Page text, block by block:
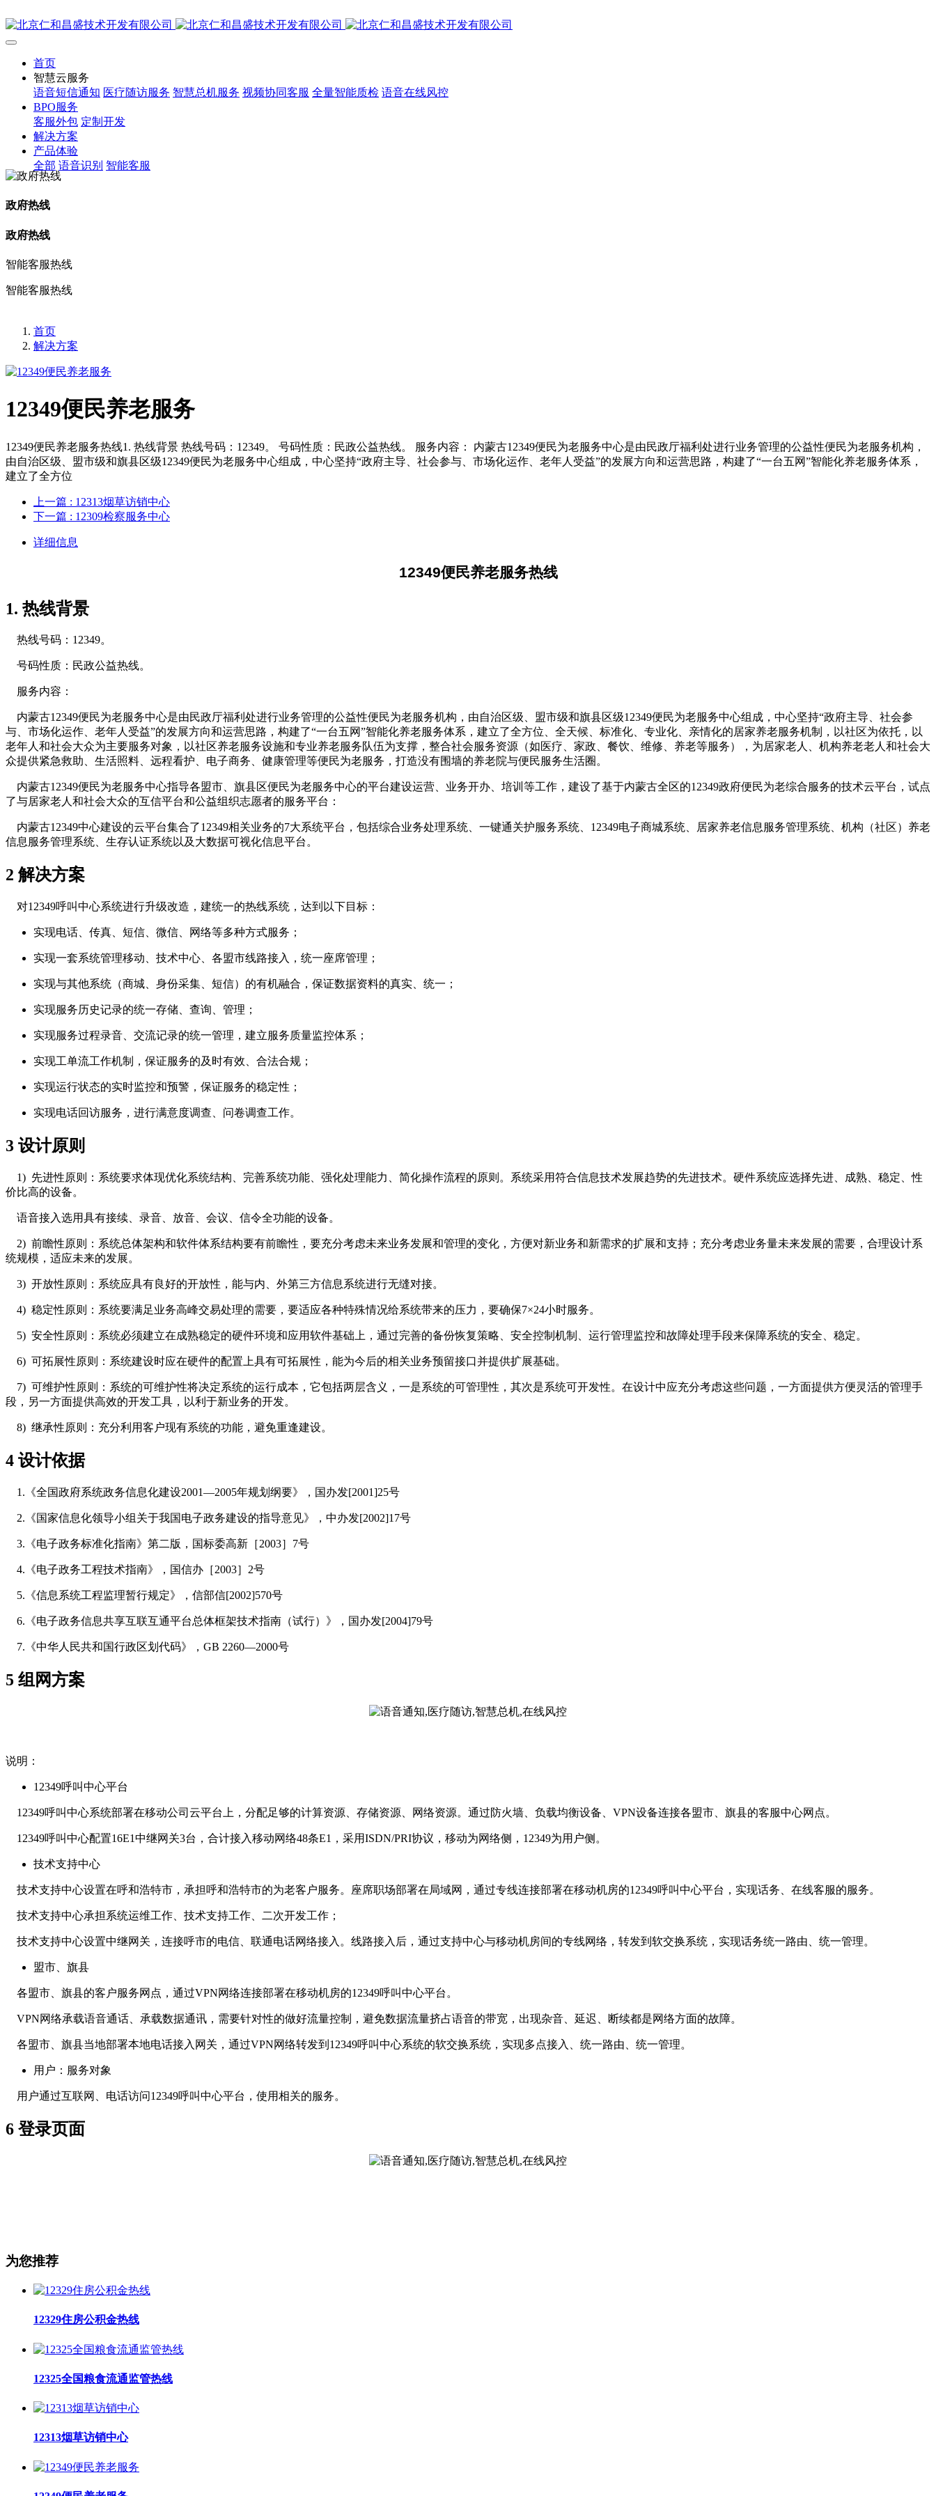
首页
智慧云服务
语音短信通知 医疗随访服务 智慧总机服务 视频协同客服 全量智能质检 语音在线风控
BPO服务
客服外包 定制开发
解决方案
产品体验
全部 语音识别 智能客服
政府热线
政府热线
智能客服热线
智能客服热线
首页
解决方案
12349便民养老服务
12349便民养老服务热线1. 热线背景 热线号码：12349。 号码性质：民政公益热线。 服务内容： 内蒙古12349便民为老服务中心是由民政厅福利处进行业务管理的公益性便民为老服务机构，
由自治区级、盟市级和旗县区级12349便民为老服务中心组成，中心坚持“政府主导、社会参与、市场化运作、老年人受益”的发展方向和运营思路，构建了“一台五网”智能化养老服务体系，
建立了全方位
上一篇 : 12313烟草访销中心
下一篇 : 12309检察服务中心
详细信息
12349便民养老服务热线
1. 热线背景
热线号码：12349。
号码性质：民政公益热线。
服务内容：
内蒙古12349便民为老服务中心是由民政厅福利处进行业务管理的公益性便民为老服务机构，由自治区级、盟市级和旗县区级12349便民为老服务中心组成，中心坚持“政府主导、社会参
与、市场化运作、老年人受益”的发展方向和运营思路，构建了“一台五网”智能化养老服务体系，建立了全方位、全天候、标准化、专业化、亲情化的居家养老服务机制，以社区为依托，以
老年人和社会大众为主要服务对象，以社区养老服务设施和专业养老服务队伍为支撑，整合社会服务资源（如医疗、家政、餐饮、维修、养老等服务），为居家老人、机构养老老人和社会大
众提供紧急救助、生活照料、远程看护、电子商务、健康管理等便民为老服务，打造没有围墙的养老院与便民服务生活圈。
内蒙古12349便民为老服务中心指导各盟市、旗县区便民为老服务中心的平台建设运营、业务开办、培训等工作，建设了基于内蒙古全区的12349政府便民为老综合服务的技术云平台，试点
了与居家老人和社会大众的互信平台和公益组织志愿者的服务平台：
内蒙古12349中心建设的云平台集合了12349相关业务的7大系统平台，包括综合业务处理系统、一键通关护服务系统、12349电子商城系统、居家养老信息服务管理系统、机构（社区）养老
信息服务管理系统、生存认证系统以及大数据可视化信息平台。
2 解决方案
对12349呼叫中心系统进行升级改造，建统一的热线系统，达到以下目标：
实现电话、传真、短信、微信、网络等多种方式服务；
实现一套系统管理移动、技术中心、各盟市线路接入，统一座席管理；
实现与其他系统（商城、身份采集、短信）的有机融合，保证数据资料的真实、统一；
实现服务历史记录的统一存储、查询、管理；
实现服务过程录音、交流记录的统一管理，建立服务质量监控体系；
实现工单流工作机制，保证服务的及时有效、合法合规；
实现运行状态的实时监控和预警，保证服务的稳定性；
实现电话回访服务，进行满意度调查、问卷调查工作。
3 设计原则
1) 先进性原则：系统要求体现优化系统结构、完善系统功能、强化处理能力、简化操作流程的原则。系统采用符合信息技术发展趋势的先进技术。硬件系统应选择先进、成熟、稳定、性
价比高的设备。
语音接入选用具有接续、录音、放音、会议、信令全功能的设备。
2) 前瞻性原则：系统总体架构和软件体系结构要有前瞻性，要充分考虑未来业务发展和管理的变化，方便对新业务和新需求的扩展和支持；充分考虑业务量未来发展的需要，合理设计系
统规模，适应未来的发展。
3) 开放性原则：系统应具有良好的开放性，能与内、外第三方信息系统进行无缝对接。
4) 稳定性原则：系统要满足业务高峰交易处理的需要，要适应各种特殊情况给系统带来的压力，要确保7×24小时服务。
5) 安全性原则：系统必须建立在成熟稳定的硬件环境和应用软件基础上，通过完善的备份恢复策略、安全控制机制、运行管理监控和故障处理手段来保障系统的安全、稳定。
6) 可拓展性原则：系统建设时应在硬件的配置上具有可拓展性，能为今后的相关业务预留接口并提供扩展基础。
7) 可维护性原则：系统的可维护性将决定系统的运行成本，它包括两层含义，一是系统的可管理性，其次是系统可开发性。在设计中应充分考虑这些问题，一方面提供方便灵活的管理手
段，另一方面提供高效的开发工具，以利于新业务的开发。
8) 继承性原则：充分利用客户现有系统的功能，避免重逢建设。
4 设计依据
1.《全国政府系统政务信息化建设2001—2005年规划纲要》，国办发[2001]25号
2.《国家信息化领导小组关于我国电子政务建设的指导意见》，中办发[2002]17号
3.《电子政务标准化指南》第二版，国标委高新［2003］7号
4.《电子政务工程技术指南》，国信办［2003］2号
5.《信息系统工程监理暂行规定》，信部信[2002]570号
6.《电子政务信息共享互联互通平台总体框架技术指南（试行）》，国办发[2004]79号
7.《中华人民共和国行政区划代码》，GB 2260—2000号
5 组网方案
说明：
12349呼叫中心平台
12349呼叫中心系统部署在移动公司云平台上，分配足够的计算资源、存储资源、网络资源。通过防火墙、负载均衡设备、VPN设备连接各盟市、旗县的客服中心网点。
12349呼叫中心配置16E1中继网关3台，合计接入移动网络48条E1，采用ISDN/PRI协议，移动为网络侧，12349为用户侧。
技术支持中心
技术支持中心设置在呼和浩特市，承担呼和浩特市的为老客户服务。座席职场部署在局域网，通过专线连接部署在移动机房的12349呼叫中心平台，实现话务、在线客服的服务。
技术支持中心承担系统运维工作、技术支持工作、二次开发工作；
技术支持中心设置中继网关，连接呼市的电信、联通电话网络接入。线路接入后，通过支持中心与移动机房间的专线网络，转发到软交换系统，实现话务统一路由、统一管理。
盟市、旗县
各盟市、旗县的客户服务网点，通过VPN网络连接部署在移动机房的12349呼叫中心平台。
VPN网络承载语音通话、承载数据通讯，需要针对性的做好流量控制，避免数据流量挤占语音的带宽，出现杂音、延迟、断续都是网络方面的故障。
各盟市、旗县当地部署本地电话接入网关，通过VPN网络转发到12349呼叫中心系统的软交换系统，实现多点接入、统一路由、统一管理。
用户：服务对象
用户通过互联网、电话访问12349呼叫中心平台，使用相关的服务。
6 登录页面
为您推荐
12329住房公积金热线
12325全国粮食流通监管热线
12313烟草访销中心